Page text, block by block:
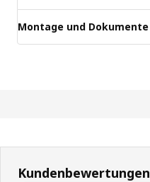
Montage und Dokumente
Kundenbewertungen